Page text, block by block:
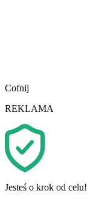
Cofnij
REKLAMA
Jesteś o krok od celu!